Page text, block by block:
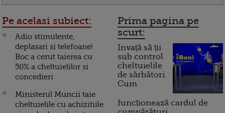
Pe acelasi subiect:
Adio stimulente,
deplasari si telefoane!
Boc a cerut taierea cu
50% a cheltuielilor si
concedieri
Ministerul Muncii taie
cheltuielile cu achizitiile
Prima pagina pe
scurt:
Invață să ții
sub control
cheltuielile
de sărbători.
Cum
funcționează cardul de